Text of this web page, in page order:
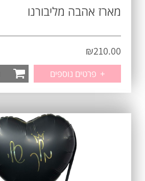
מארז אהבה מליבורנו
₪210.00
+ פרטים נוספים